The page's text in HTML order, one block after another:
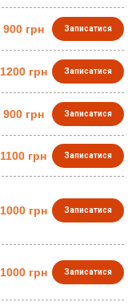
900 грн Записатися
1200 грн Записатися
900 грн Записатися
1100 грн Записатися
1000 грн Записатися
1000 грн Записатися